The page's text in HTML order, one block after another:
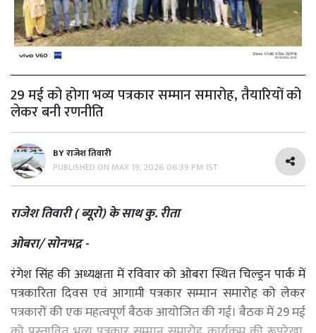
29 मई को होगा भव्य पत्रकार सम्मान समारोह, तैयारियों को
लेकर बनी रणनीति
BYराजेश तिवारी
PUBLISHED ON MAY 19, 2026 06:39 PM IST
राजेश तिवारी ( ब्यूरो) के साथ कु. रीता
ओबरा/ सोनभद्र -
रंगेश सिंह की अध्यक्षता में रविवार को ओबरा स्थित चिल्ड्रन पार्क में
पत्रकारिता दिवस एवं आगामी पत्रकार सम्मान समारोह को लेकर
पत्रकारों की एक महत्वपूर्ण बैठक आयोजित की गई। बैठक में 29 मई